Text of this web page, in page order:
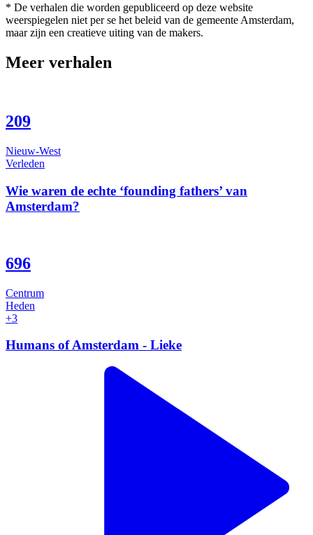
* De verhalen die worden gepubliceerd op deze website
weerspiegelen niet per se het beleid van de gemeente Amsterdam,
maar zijn een creatieve uiting van de makers.
Meer verhalen
209
Nieuw-West
Verleden
Wie waren de echte ‘founding fathers’ van
Amsterdam?
696
Centrum
Heden
+3
Humans of Amsterdam - Lieke